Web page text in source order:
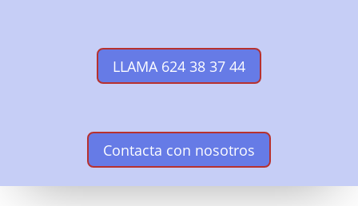
LLAMA 624 38 37 44
Contacta con nosotros